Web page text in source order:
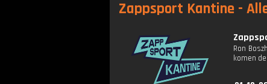
Zappsport Kantine -
Ron
komen